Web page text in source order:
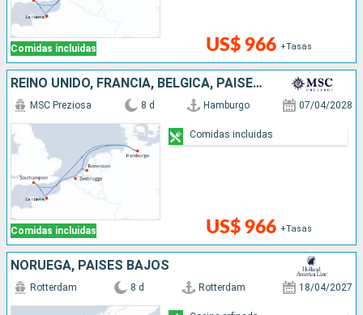
Comidas incluidas US$ 966 +Tasas
REINO UNIDO, FRANCIA, BÉLGICA, PAISES BAJOS, ALEMANIA
Comidas incluidas
MSC Preziosa 8 d Hamburgo 07/04/2028
US$ 966 +Tasas
Comidas incluidas
NORUEGA, PAISES BAJOS
Rotterdam 8 d Rotterdam 18/04/2027